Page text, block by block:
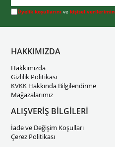
Üyelik koşullarını vekişisel verilerimin
HAKKIMIZDA
Hakkımızda
Gizlilik Politikası
KVKK Hakkında Bilgilendirme
Mağazalarımız
ALIŞVERİŞ BİLGİLERİ
İade ve Değişim Koşulları
Çerez Politikası